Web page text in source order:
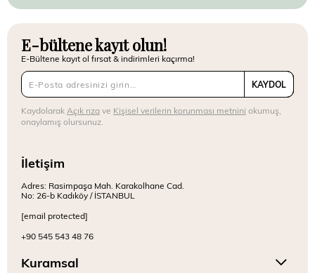
E-bültene kayıt olun!
E-Bültene kayıt ol fırsat & indirimleri kaçırma!
KAYDOL
Kaydolarak Açık rızave Kişisel verilerin korunması metnini okumuş,
onaylamış olursunuz.
İletişim
Adres: Rasimpaşa Mah. Karakolhane Cad.
No: 26-b Kadıköy / İSTANBUL
[email protected]
+90 545 543 48 76
Kuramsal